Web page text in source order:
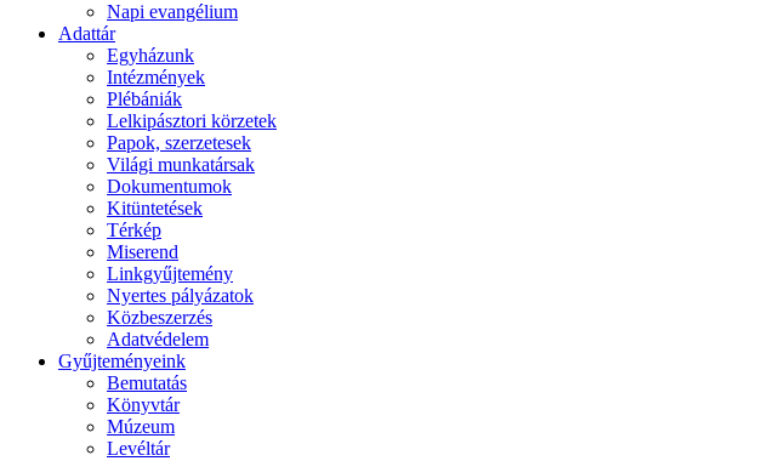
Napi evangélium
Adattár
Egyházunk
Intézmények
Plébániák
Lelkipásztori körzetek
Papok, szerzetesek
Világi munkatársak
Dokumentumok
Kitüntetések
Térkép
Miserend
Linkgyűjtemény
Nyertes pályázatok
Közbeszerzés
Adatvédelem
Gyűjteményeink
Bemutatás
Könyvtár
Múzeum
Levéltár